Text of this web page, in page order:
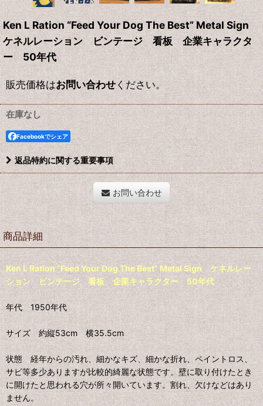
Ken L Ration “Feed Your Dog The Best” Metal Sign
ケネルレーション ビンテージ 看板 企業キャラクタ
ー 50年代
販売価格はお問い合わせください。
在庫なし
Facebookでシェア
返品特約に関する重要事項
お問い合わせ
商品詳細
Ken L Ration “Feed Your Dog The Best” Metal Sign ケネルレー
ション ビンテージ 看板 企業キャラクター 50年代
年代 1950年代
サイズ 約縦53cm 横35.5cm
状態 経年からの汚れ、細かなキズ、細かな折れ、ペイントロス、
サビ等多少ありますが比較的綺麗な状態です。壁に取り付けたとき
に開けたと思われる穴が所々開いています。割れ、欠けなどはあり
ません。